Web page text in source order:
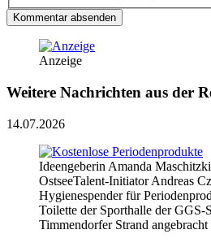
Kommentar absenden
Anzeige
Weitere Nachrichten aus der
14.07.2026
Ideengeberin Amanda
OstseeTalent-Initiator Andreas
Hygienespender für
Toilette der Sporthalle der GGS-
Timmendorfer Strand